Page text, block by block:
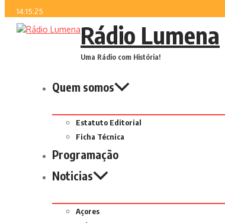
14:15:25
Rádio Lumena
Uma Rádio com História!
Quem somos
Estatuto Editorial
Ficha Técnica
Programação
Noticias
Açores